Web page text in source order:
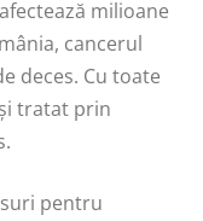
milioane
cancerul
deces. Cu toate
tratat prin
pentru